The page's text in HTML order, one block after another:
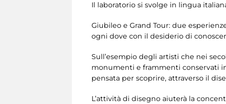
Il laboratorio si svolge in lingua
Giubileo e Grand Tour: due
ogni dove con il desiderio di
Sull’esempio degli artisti che nei
monumenti e frammenti conservati
pensata per scoprire, attraverso il
L’attività di disegno aiuterà la